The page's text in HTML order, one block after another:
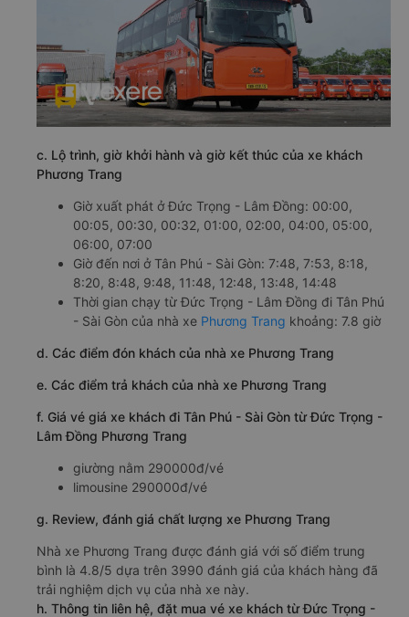
c. Lộ trình, giờ khởi hành và giờ kết thúc của xe khách
Phương Trang
Giờ xuất phát ở Đức Trọng - Lâm Đồng: 00:00,
00:05, 00:30, 00:32, 01:00, 02:00, 04:00, 05:00,
06:00, 07:00
Giờ đến nơi ở Tân Phú - Sài Gòn: 7:48, 7:53, 8:18,
8:20, 8:48, 9:48, 11:48, 12:48, 13:48, 14:48
Thời gian chạy từ Đức Trọng - Lâm Đồng đi Tân Phú
- Sài Gòn của nhà xe Phương Trang khoảng: 7.8 giờ
d. Các điểm đón khách của nhà xe Phương Trang
e. Các điểm trả khách của nhà xe Phương Trang
f. Giá vé giá xe khách đi Tân Phú - Sài Gòn từ Đức Trọng -
Lâm Đồng Phương Trang
giường nằm 290000đ/vé
limousine 290000đ/vé
g. Review, đánh giá chất lượng xe Phương Trang
Nhà xe Phương Trang được đánh giá với số điểm trung
bình là 4.8/5 dựa trên 3990 đánh giá của khách hàng đã
trải nghiệm dịch vụ của nhà xe này.
h. Thông tin liên hệ, đặt mua vé xe khách từ Đức Trọng -